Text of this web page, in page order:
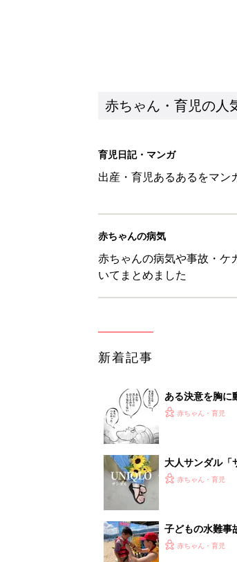
ある決意を胸
赤ちゃん・育児
大人サンダル「
赤ちゃん・育児
子どもの水難事